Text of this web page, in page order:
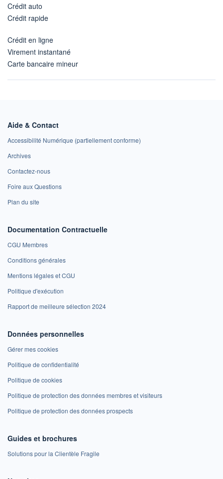
Crédit auto
Crédit rapide
Crédit en ligne
Virement instantané
Carte bancaire mineur
Aide & Contact
Accessibilité Numérique (partiellement conforme)
Archives
Contactez-nous
Foire aux Questions
Plan du site
Documentation Contractuelle
CGU Membres
Conditions générales
Mentions légales et CGU
Politique d'exécution
Rapport de meilleure sélection 2024
Données personnelles
Gérer mes cookies
Politique de confidentialité
Politique de cookies
Politique de protection des données membres et visiteurs
Politique de protection des données prospects
Guides et brochures
Solutions pour la Clientèle Fragile